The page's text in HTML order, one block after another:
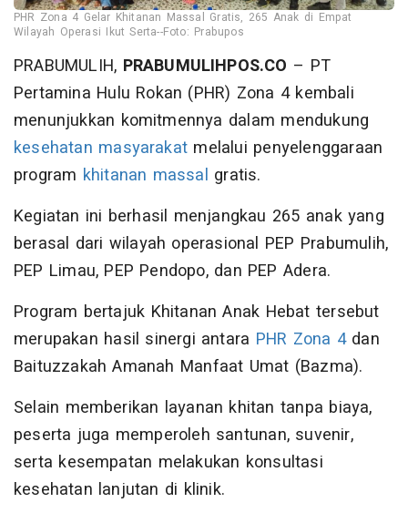
PHR Zona 4 Gelar Khitanan Massal Gratis, 265 Anak di Empat
Wilayah Operasi Ikut Serta--Foto: Prabupos
PRABUMULIH, PRABUMULIHPOS.CO – PT
Pertamina Hulu Rokan (PHR) Zona 4 kembali
menunjukkan komitmennya dalam mendukung
kesehatan masyarakat melalui penyelenggaraan
program khitanan massal gratis.
Kegiatan ini berhasil menjangkau 265 anak yang
berasal dari wilayah operasional PEP Prabumulih,
PEP Limau, PEP Pendopo, dan PEP Adera.
Program bertajuk Khitanan Anak Hebat tersebut
merupakan hasil sinergi antara PHR Zona 4dan
Baituzzakah Amanah Manfaat Umat (Bazma).
Selain memberikan layanan khitan tanpa biaya,
peserta juga memperoleh santunan, suvenir,
serta kesempatan melakukan konsultasi
kesehatan lanjutan di klinik.